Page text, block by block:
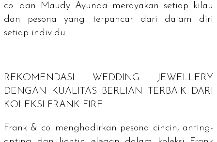
co. dan Maudy Ayunda merayakan setiap kilau
dan pesona yang terpancar dari dalam diri
setiap individu.
REKOMENDASI WEDDING JEWELLERY
DENGAN KUALITAS BERLIAN TERBAIK DARI
KOLEKSI FRANK FIRE
Frank & co. menghadirkan pesona cincin, anting-